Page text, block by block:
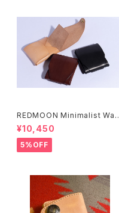
REDMOON Minimalist Wall
et
¥10,450
5%OFF